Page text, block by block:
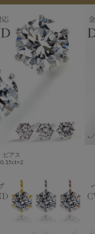
ピアス
0.15ct×2